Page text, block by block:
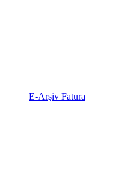
E-Arşiv Fatura